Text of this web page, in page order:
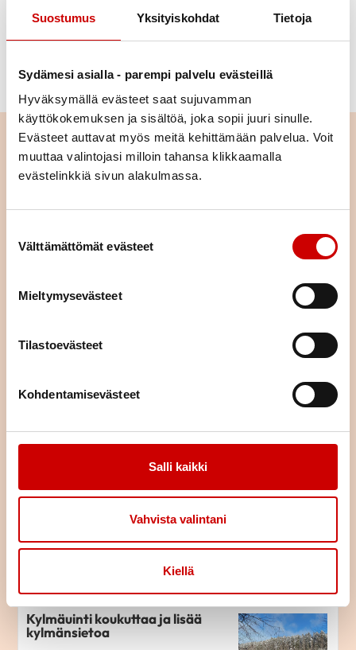
Suostumus Yksityiskohdat Tietoja
Sydämesi asialla - parempi palvelu evästeillä
Hyväksymällä evästeet saat sujuvamman
käyttökokemuksen ja sisältöä, joka sopii juuri sinulle.
Evästeet auttavat myös meitä kehittämään palvelua. Voit
muuttaa valintojasi milloin tahansa klikkaamalla
evästelinkkiä sivun alakulmassa.
Välttämättömät evästeet
Mieltymysevästeet
Tilastoevästeet
Kohdentamisevästeet
Salli kaikki
Vahvista valintani
Kiellä
sydän- ja verisuonitautien lääkkeiden kustannuksia
useilla miljoonilla euroilla vuodessa. Nyt viitehintojen
Saastamoinen sanoo.
Lue seuraavaksi
normaalin arjen
LUE ARTIKKELI
Istuminen kuormittaa myös
LUE ARTIKKELI
Tikittävä läppä rinnassa
Liikunta ja sepelvaltimotaudin
Kylmäuinti koukuttaa ja lisää
kylmänsietoa